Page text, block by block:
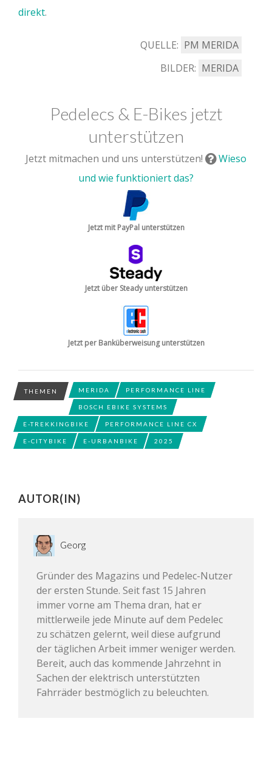
direkt.
QUELLE: PM MERIDA
BILDER: MERIDA
Pedelecs & E-Bikes jetzt
unterstützen
Jetzt mitmachen und uns unterstützen!
Wieso
und wie funktioniert das?
Jetzt mit PayPal unterstützen
Jetzt über Steady unterstützen
Jetzt per Banküberweisung unterstützen
THEMEN MERIDA PERFORMANCE LINE
BOSCH EBIKE SYSTEMS
E-TREKKINGBIKE PERFORMANCE LINE CX
E-CITYBIKE E-URBANBIKE 2025
AUTOR(IN)
Georg
Gründer des Magazins und Pedelec-Nutzer
der ersten Stunde. Seit fast 15 Jahren
immer vorne am Thema dran, hat er
mittlerweile jede Minute auf dem Pedelec
zu schätzen gelernt, weil diese aufgrund
der täglichen Arbeit immer weniger werden.
Bereit, auch das kommende Jahrzehnt in
Sachen der elektrisch unterstützten
Fahrräder bestmöglich zu beleuchten.